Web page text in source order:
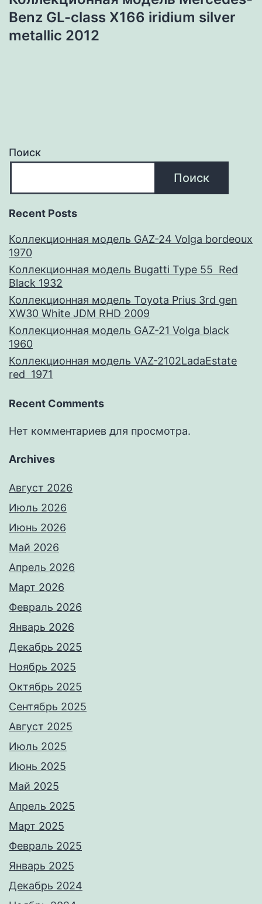
Benz GL-class X166 iridium silver
metallic 2012
Поиск
Поиск
Recent Posts
Коллекционная модель GAZ-24 Volga bordeoux
1970
Коллекционная модель Bugatti Type 55 Red
Black 1932
Коллекционная модель Toyota Prius 3rd gen
XW30 White JDM RHD 2009
Коллекционная модель GAZ-21 Volga black
1960
Коллекционная модель VAZ-2102LadaEstate
red 1971
Recent Comments
Нет комментариев для просмотра.
Archives
Август 2026
Июль 2026
Июнь 2026
Май 2026
Апрель 2026
Март 2026
Февраль 2026
Январь 2026
Декабрь 2025
Ноябрь 2025
Октябрь 2025
Сентябрь 2025
Август 2025
Июль 2025
Июнь 2025
Май 2025
Апрель 2025
Март 2025
Февраль 2025
Январь 2025
Декабрь 2024